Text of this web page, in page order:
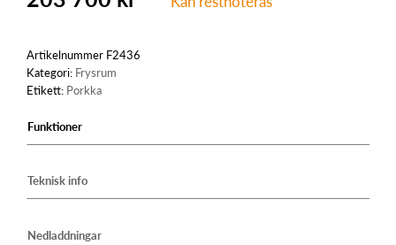
Artikelnummer F2436
Kategori: Frysrum
Etikett: Porkka
Funktioner
Teknisk info
Nedladdningar